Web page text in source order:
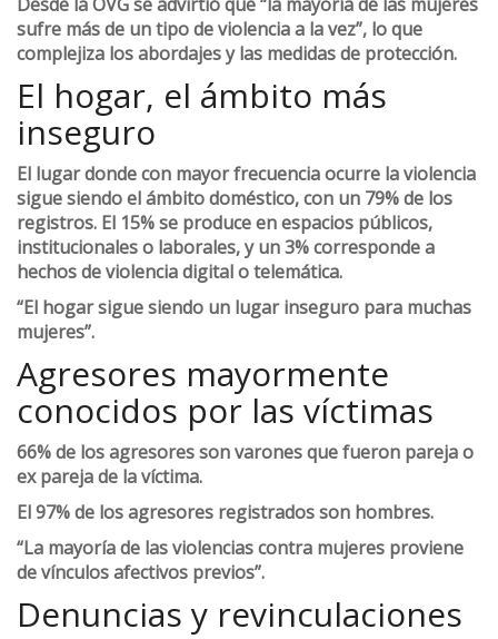
sufre más de un tipo de violencia a la vez”, lo que
complejiza los abordajes y las medidas de protección.
El hogar, el ámbito más
inseguro
El lugar donde con mayor frecuencia ocurre la violencia
sigue siendo el ámbito doméstico, con un 79% de los
registros. El 15% se produce en espacios públicos,
institucionales o laborales, y un 3% corresponde a
hechos de violencia digital o telemática.
“El hogar sigue siendo un lugar inseguro para muchas
mujeres”.
Agresores mayormente
conocidos por las víctimas
66% de los agresores son varones que fueron pareja o
ex pareja de la víctima.
El 97% de los agresores registrados son hombres.
“La mayoría de las violencias contra mujeres proviene
de vínculos afectivos previos”.
Denuncias y revinculaciones